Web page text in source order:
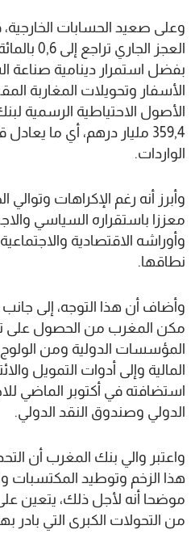
وعلى صعيد الحسابات
العجز
بفضل استمرار دينامية صناعة
الأسفار وتحويلات المغاربة
الأصول الاحتياطية الرسمية
الواردات.
وأبرز أنه رغم الإكراهات
معززا باستقراره السياسي
وأوراشه الاقتصادية
نطاقها.
وأضاف أن هذا التوجه، إلى
مكن المغرب من الحصول على
المؤسسات الدولية ومن
المالية وإلى أدوات التمويل
استضافته في أكتوبر الماضي
الدولي وصندوق النقد الدولي.
واعتبر والي بنك المغرب أن
هذا الزخم وتوطيد المكتسبات
موضحا أنه لأجل ذلك، يتعين
من التحولات الكبرى التي بادر